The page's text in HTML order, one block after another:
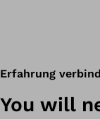
Erfahrung
You will